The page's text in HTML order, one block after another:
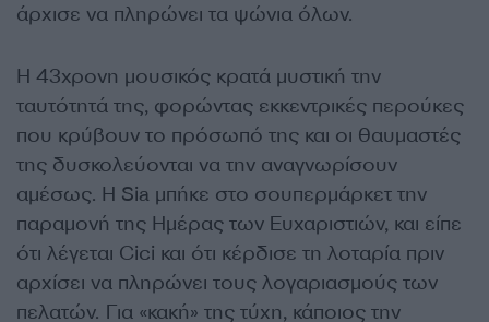
άρχισε να πληρώνει τα ψώνια όλων.
Η 43χρονη μουσικός κρατά μυστική την
ταυτότητά της, φορώντας εκκεντρικές περούκες
που κρύβουν το πρόσωπό της και οι θαυμαστές
της δυσκολεύονται να την αναγνωρίσουν
αμέσως. Η Sia μπήκε στο σουπερμάρκετ την
παραμονή της Ημέρας των Ευχαριστιών, και είπε
ότι λέγεται Cici και ότι κέρδισε τη λοταρία πριν
αρχίσει να πληρώνει τους λογαριασμούς των
πελατών. Για «κακή» της τύχη, κάποιος την